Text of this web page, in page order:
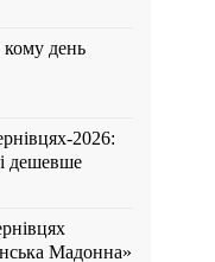
кому день
2026:
дешевше
Мадонна»